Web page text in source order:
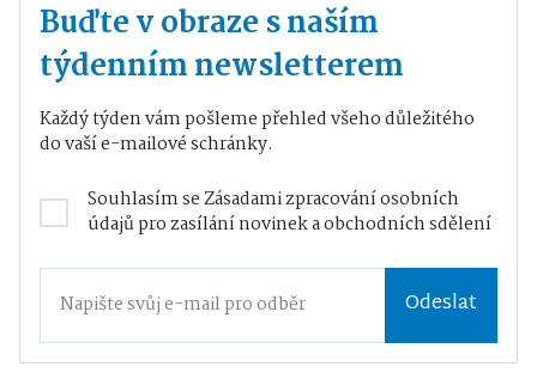
Buďte v obraze s naším
týdenním newsletterem
Každý týden vám pošleme přehled všeho důležitého
do vaší e-mailové schránky.
Souhlasím seZásadami zpracování osobních
údajůpro zasílání novinek a obchodních sdělení
Odeslat